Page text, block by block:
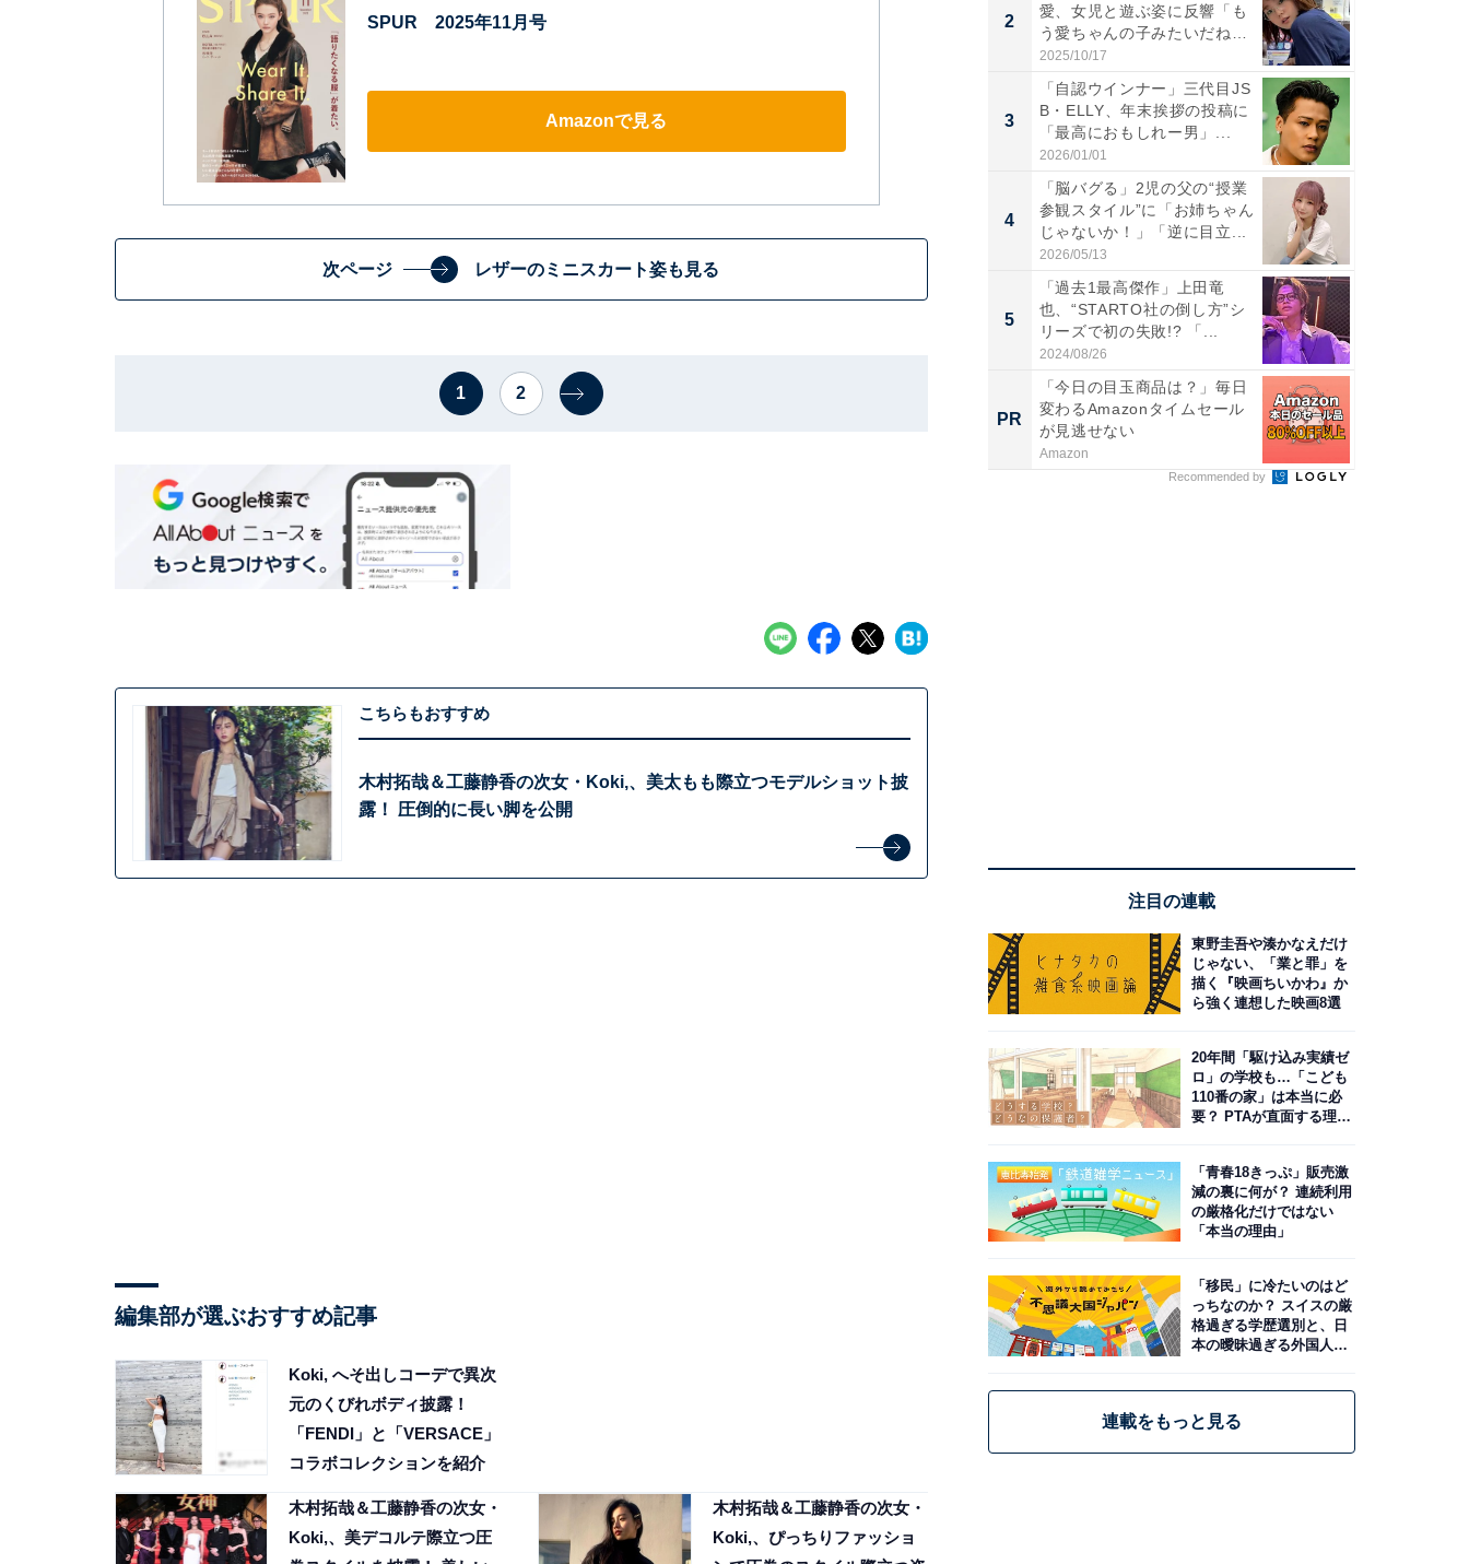
SPUR 2025年11月号
Amazonで見る
次ページ レザーのミニスカート姿も見る
1 2
こちらもおすすめ
木村拓哉＆工藤静香の次女・Koki,、美太もも際立つモデルショット披
露！ 圧倒的に長い脚を公開
編集部が選ぶおすすめ記事
Koki, へそ出しコーデで異次
元のくびれボディ披露！
「FENDI」と「VERSACE」
コラボコレクションを紹介
木村拓哉＆工藤静香の次女・
Koki,、美デコルテ際立つ圧
木村拓哉＆工藤静香の次女・
Koki,、ぴっちりファッショ
2
愛、女児と遊ぶ姿に反響「も
う愛ちゃんの子みたいだね」
「完...
2025/10/17
3
「自認ウインナー」三代目JS
B・ELLY、年末挨拶の投稿に
「最高におもしれー男」...
2026/01/01
4
「脳バグる」2児の父の“授業
参観スタイル”に「お姉ちゃん
じゃないか！」「逆に目立...
2026/05/13
5
「過去1最高傑作」上田竜
也、“STARTO社の倒し方”シ
リーズで初の失敗!? 「...
2024/08/26
PR
「今日の目玉商品は？」毎日
変わるAmazonタイムセール
が見逃せない
Amazon
Recommended by
注目の連載
東野圭吾や湊かなえだけ
じゃない、「業と罪」を
描く『映画ちいかわ』か
ら強く連想した映画8選
20年間「駆け込み実績ゼ
ロ」の学校も…「こども
110番の家」は本当に必
要？ PTAが直面する理想
「青春18きっぷ」販売激
減の裏に何が？ 連続利用
の厳格化だけではない
「本当の理由」
「移民」に冷たいのはど
っちなのか？ スイスの厳
格過ぎる学歴選別と、日
本の曖昧過ぎる外国人政
連載をもっと見る